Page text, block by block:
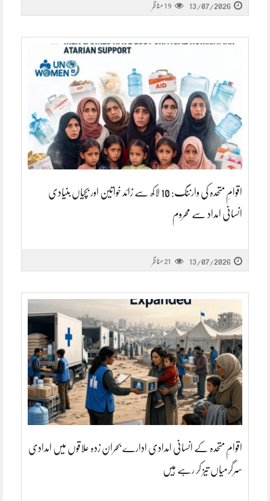
13/07/2026
19 مناظر
اقوامِ متحدہ کی وارننگ: 10 لاکھ سے زائد خواتین اور بچیاں بنیادی
انسانی امداد سے محروم
13/07/2026
21 مناظر
اقوامِ متحدہ کے انسانی امدادی ادارے بحران زدہ علاقوں میں امدادی
سرگرمیاں تیز کر رہے ہیں